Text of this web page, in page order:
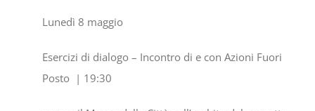
Lunedì 8 maggio
Esercizi di dialogo – Incontro di e con Azioni Fuori
Posto | 19:30